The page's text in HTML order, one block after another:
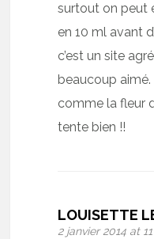
surtout on peut
en 10 ml avant
c’est un site
beaucoup
comme la fleur
tente bien !!
LOUISETTE
2 janvier 2014 at